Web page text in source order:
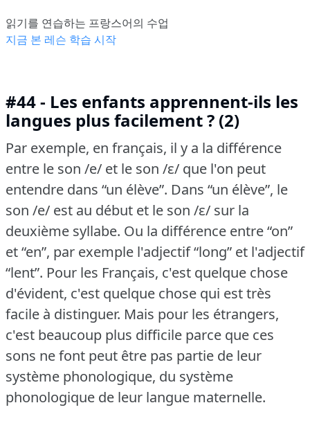
읽기를 연습하는 프랑스어의 수업
지금 본 레슨 학습 시작
#44 - Les enfants apprennent-ils les
langues plus facilement ? (2)
Par exemple, en français, il y a la différence
entre le son /e/ et le son /ɛ/ que l'on peut
entendre dans “un élève”. Dans “un élève”, le
son /e/ est au début et le son /ɛ/ sur la
deuxième syllabe. Ou la différence entre “on”
et “en”, par exemple l'adjectif “long” et l'adjectif
“lent”. Pour les Français, c'est quelque chose
d'évident, c'est quelque chose qui est très
facile à distinguer. Mais pour les étrangers,
c'est beaucoup plus difficile parce que ces
sons ne font peut être pas partie de leur
système phonologique, du système
phonologique de leur langue maternelle.